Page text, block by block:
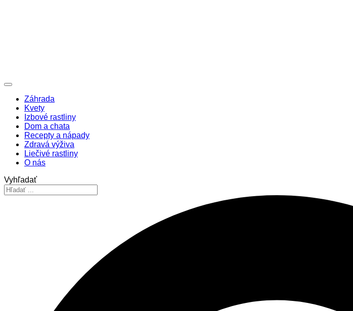
Záhrada
Kvety
Izbové rastliny
Dom a chata
Recepty a nápady
Zdravá výživa
Liečivé rastliny
O nás
Vyhľadať